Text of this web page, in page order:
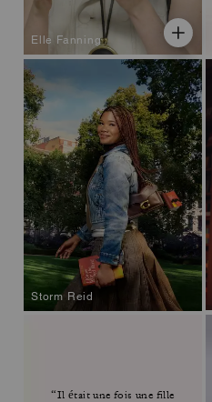
Elle Fanning
Storm Reid
“Il était une fois une fille